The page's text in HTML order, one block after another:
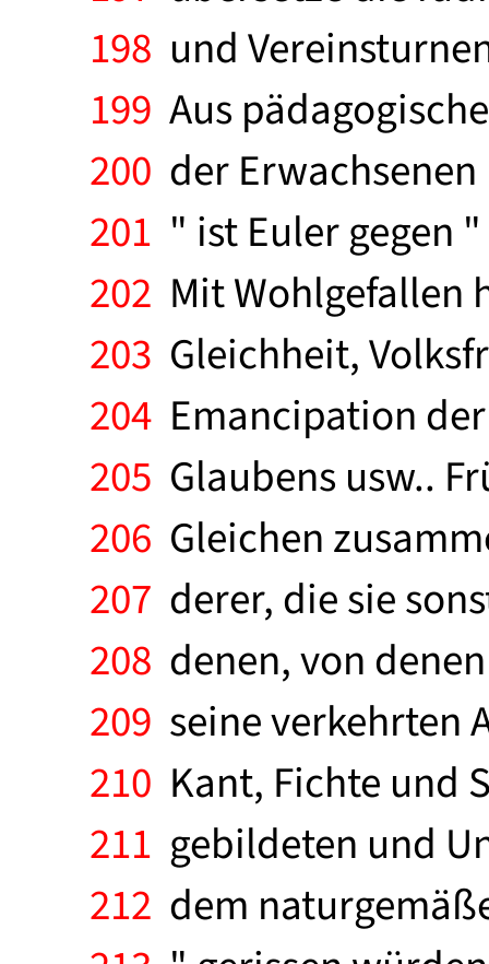
198 und
199 Aus
200 der
201 " ist Euler gegen
202 Mit Wohlgefallen
203 Gleichheit,
204 Emancipation
205 Glaubens usw..
206 Gleichen
207 derer, die sie
208 denen, von
209 seine verkehrten
210 Kant, Fichte und
211 gebildeten und
212 dem